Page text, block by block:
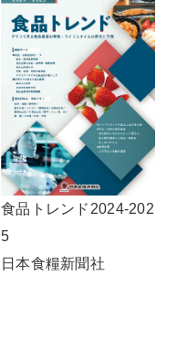
食品トレンド2024-202
5
日本食糧新聞社